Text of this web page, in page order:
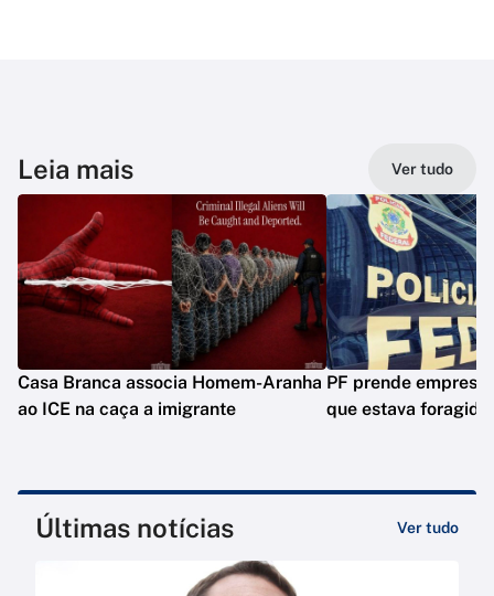
Leia mais Ver tudo
Casa Branca associa Homem-Aranha
ao ICE na caça a imigrante
PF prende
que estava foragido
Últimas notícias Ver tudo